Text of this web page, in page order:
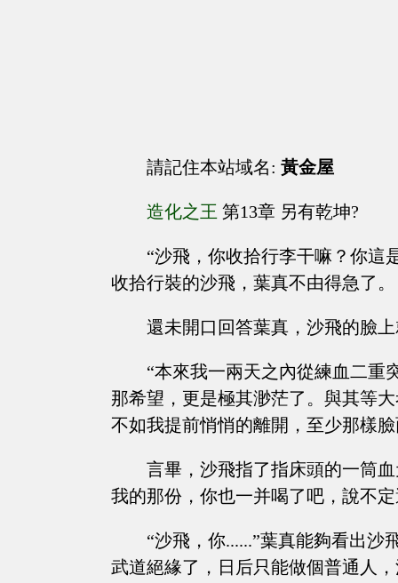
請記住本站域名: 黃金屋
造化之王 第13章 另有乾坤?
“沙飛，你收拾行李干嘛？你這
收拾行裝的沙飛，葉真不由得急了。
還未開口回答葉真，沙飛的臉
“本來我一兩天之內從練血二重
那希望，更是極其渺茫了。與其等
不如我提前悄悄的離開，至少那樣
言畢，沙飛指了指床頭的一筒
我的那份，你也一并喝了吧，說不
“沙飛，你......”葉真能夠看出
武道絕緣了，日后只能做個普通人